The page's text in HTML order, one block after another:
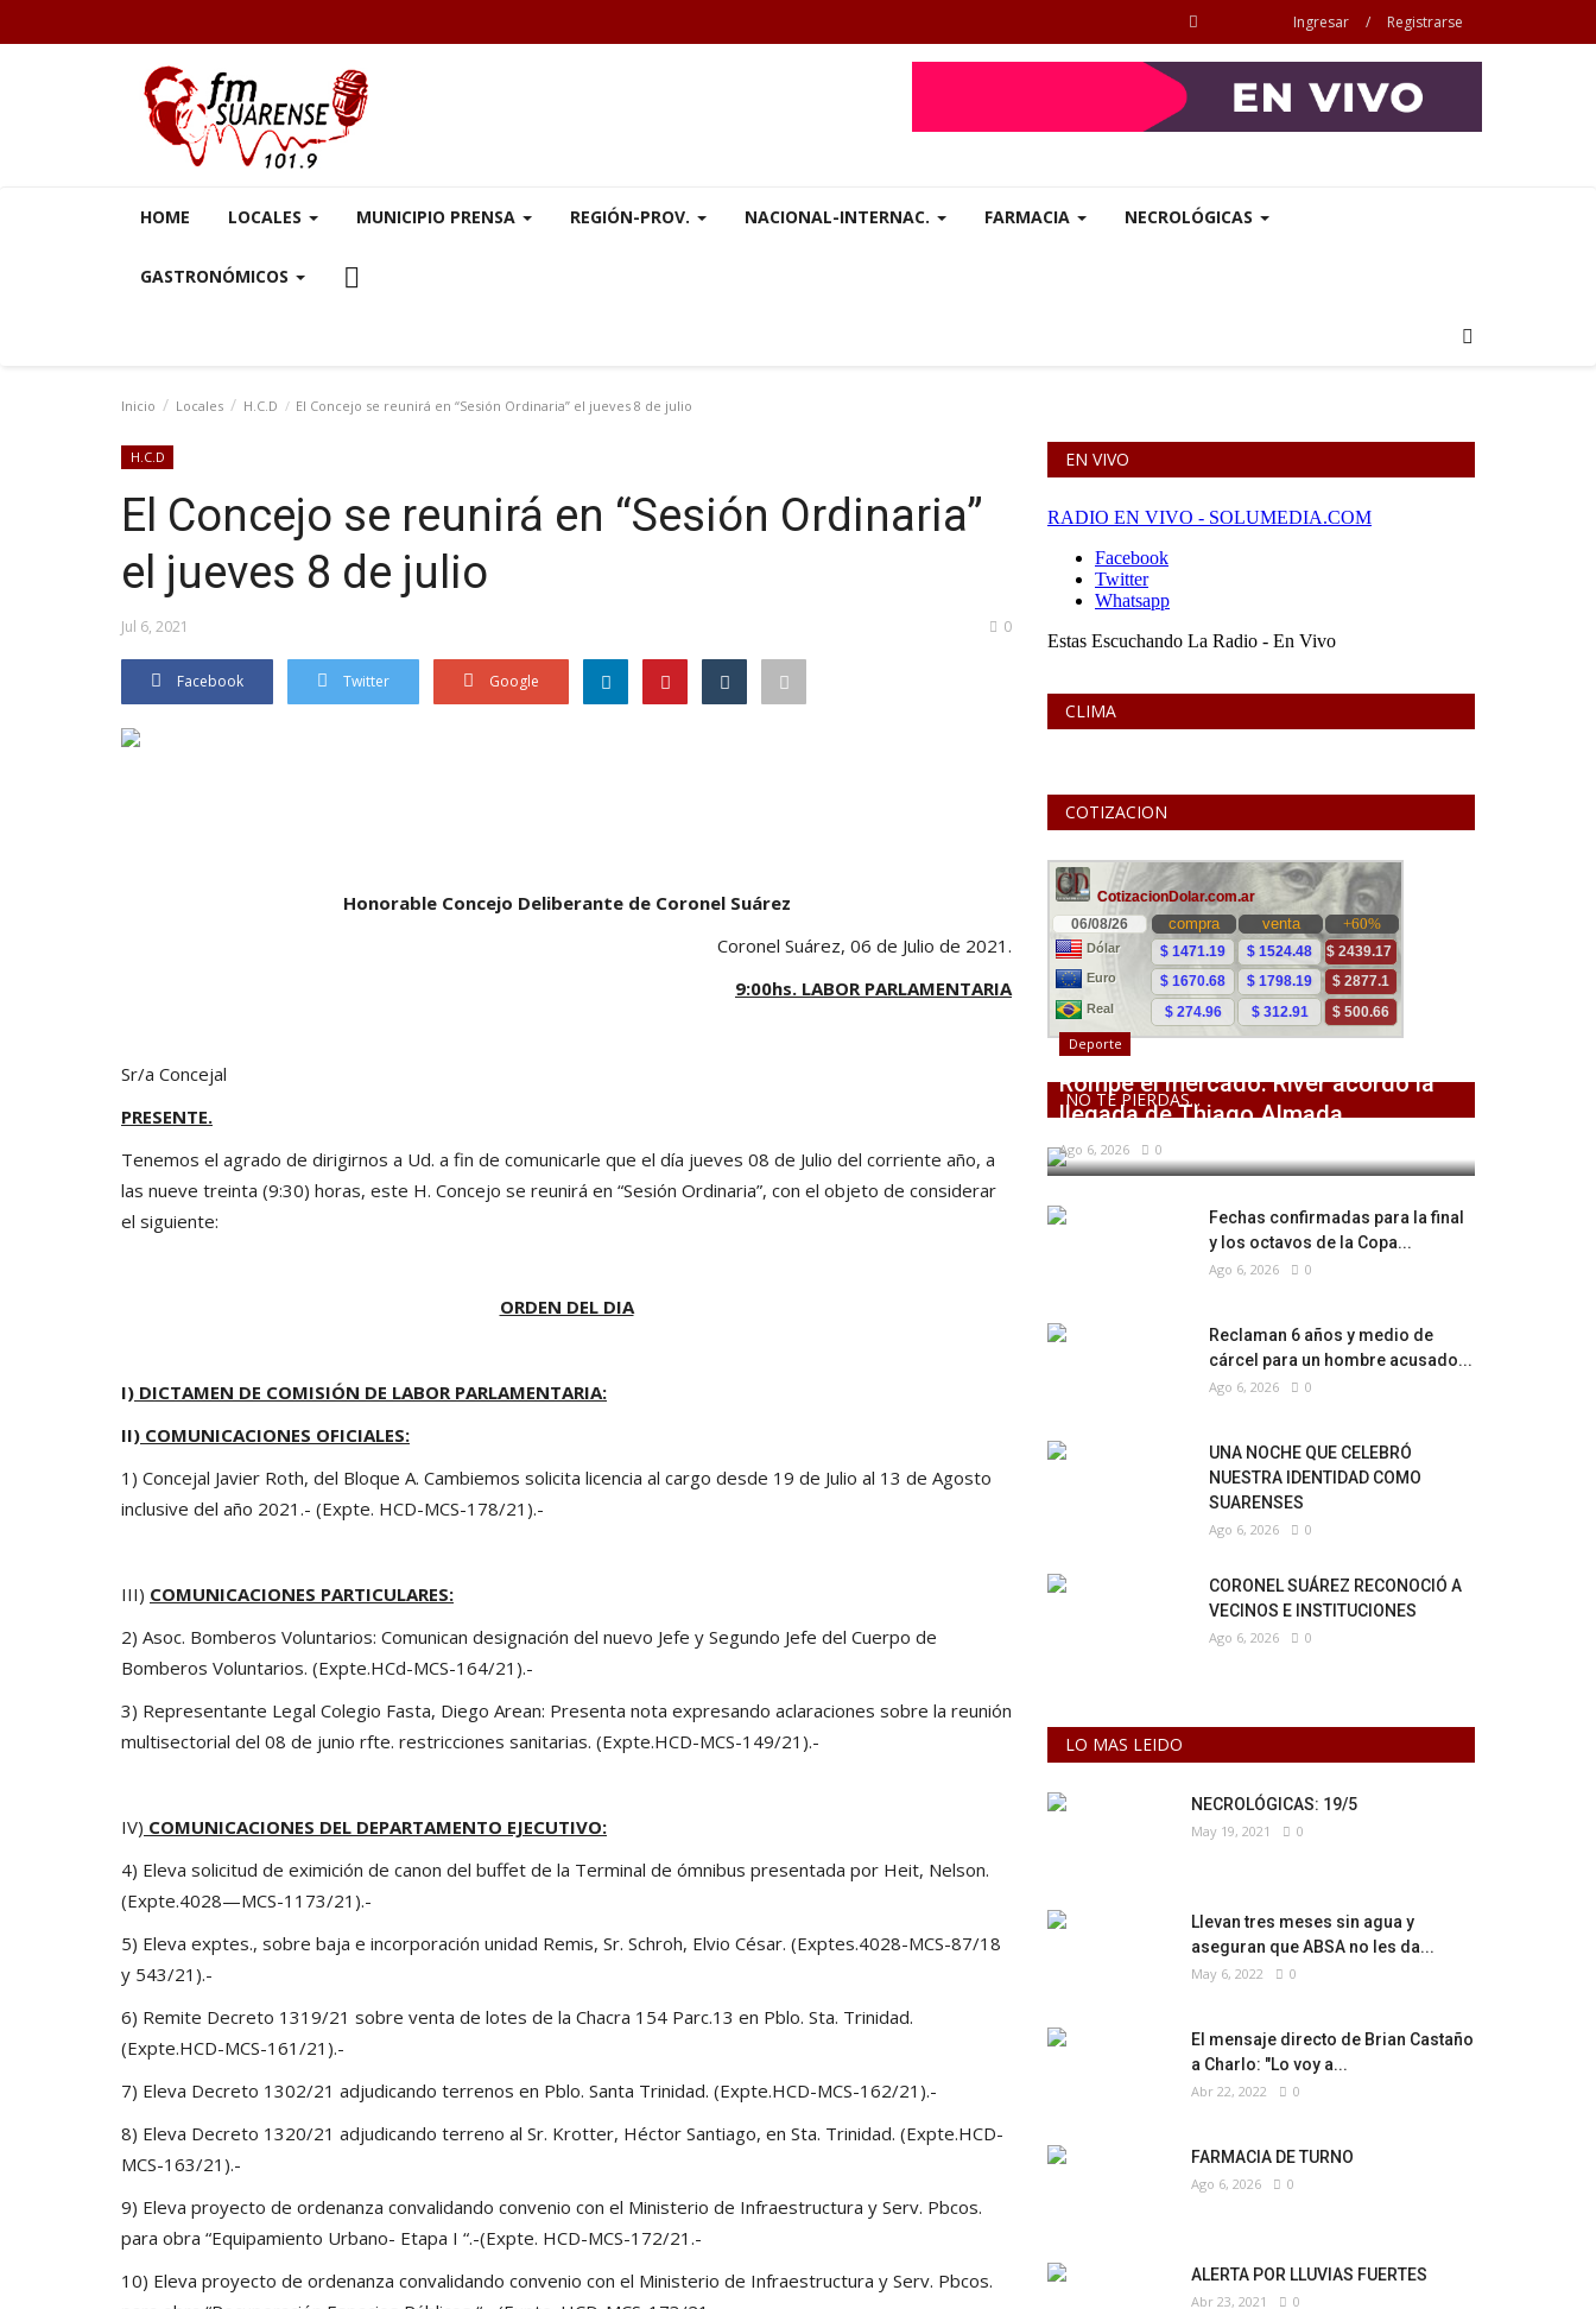
Ingresar / Registrarse
HOME LOCALES MUNICIPIO PRENSA REGIÓN-PROV. NACIONAL-INTERNAC. FARMACIA NECROLÓGICAS
GASTRONÓMICOS
Inicio Locales H.C.D El Concejo se reunirá en “Sesión Ordinaria” el jueves 8 de julio
H.C.D
El Concejo se reunirá en “Sesión Ordinaria”
el jueves 8 de julio
Jul 6, 2021 0
Facebook Twitter Google
Honorable Concejo Deliberante de Coronel Suárez
Coronel Suárez, 06 de Julio de 2021.
9:00hs. LABOR PARLAMENTARIA
Sr/a Concejal
PRESENTE.
Tenemos el agrado de dirigirnos a Ud. a fin de comunicarle que el día jueves 08 de Julio del corriente año, a
las nueve treinta (9:30) horas, este H. Concejo se reunirá en “Sesión Ordinaria”, con el objeto de considerar
el siguiente:
ORDEN DEL DIA
I) DICTAMEN DE COMISIÓN DE LABOR PARLAMENTARIA:
II) COMUNICACIONES OFICIALES:
1) Concejal Javier Roth, del Bloque A. Cambiemos solicita licencia al cargo desde 19 de Julio al 13 de Agosto
inclusive del año 2021.- (Expte. HCD-MCS-178/21).-
III) COMUNICACIONES PARTICULARES:
2) Asoc. Bomberos Voluntarios: Comunican designación del nuevo Jefe y Segundo Jefe del Cuerpo de
Bomberos Voluntarios. (Expte.HCd-MCS-164/21).-
3) Representante Legal Colegio Fasta, Diego Arean: Presenta nota expresando aclaraciones sobre la reunión
multisectorial del 08 de junio rfte. restricciones sanitarias. (Expte.HCD-MCS-149/21).-
IV) COMUNICACIONES DEL DEPARTAMENTO EJECUTIVO:
4) Eleva solicitud de eximición de canon del buffet de la Terminal de ómnibus presentada por Heit, Nelson.
(Expte.4028—MCS-1173/21).-
5) Eleva exptes., sobre baja e incorporación unidad Remis, Sr. Schroh, Elvio César. (Exptes.4028-MCS-87/18
y 543/21).-
6) Remite Decreto 1319/21 sobre venta de lotes de la Chacra 154 Parc.13 en Pblo. Sta. Trinidad.
(Expte.HCD-MCS-161/21).-
7) Eleva Decreto 1302/21 adjudicando terrenos en Pblo. Santa Trinidad. (Expte.HCD-MCS-162/21).-
8) Eleva Decreto 1320/21 adjudicando terreno al Sr. Krotter, Héctor Santiago, en Sta. Trinidad. (Expte.HCD-
MCS-163/21).-
9) Eleva proyecto de ordenanza convalidando convenio con el Ministerio de Infraestructura y Serv. Pbcos.
para obra “Equipamiento Urbano- Etapa I “.-(Expte. HCD-MCS-172/21.-
10) Eleva proyecto de ordenanza convalidando convenio con el Ministerio de Infraestructura y Serv. Pbcos.
EN VIVO
CLIMA
COTIZACION
NO TE PIERDAS...
Deporte
Rompe el mercado: River acordó la
llegada de Thiago Almada
Ago 6, 2026 0
Fechas confirmadas para la final
y los octavos de la Copa...
Ago 6, 2026 0
Reclaman 6 años y medio de
cárcel para un hombre acusado...
Ago 6, 2026 0
UNA NOCHE QUE CELEBRÓ
NUESTRA IDENTIDAD COMO
SUARENSES
Ago 6, 2026 0
CORONEL SUÁREZ RECONOCIÓ A
VECINOS E INSTITUCIONES
Ago 6, 2026 0
LO MAS LEIDO
NECROLÓGICAS: 19/5
May 19, 2021 0
Llevan tres meses sin agua y
aseguran que ABSA no les da...
May 6, 2022 0
El mensaje directo de Brian Castaño
a Charlo: "Lo voy a...
Abr 22, 2022 0
FARMACIA DE TURNO
Ago 6, 2026 0
ALERTA POR LLUVIAS FUERTES
Abr 23, 2021 0